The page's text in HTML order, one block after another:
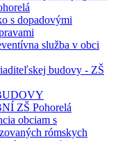
s dopadovými
služba v obci
budovy - ZŠ
ZŠ Pohorelá
obciam s
rómskych